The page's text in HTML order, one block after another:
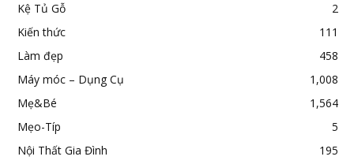
Kệ Tủ Gỗ
2
Kiến thức
111
Làm đẹp
458
Máy móc – Dụng Cụ
1,008
Mẹ&Bé
1,564
Mẹo-Típ
5
Nội Thất Gia Đình
195